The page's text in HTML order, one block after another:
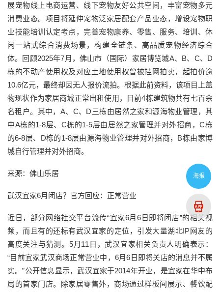
展宠物线上电商运营、线下宠物友好公共空间，丰富宠物多元
消费业态。项目将延伸宠物泛家居配套产品业态，增设宠物职
业技能培训认定考点，完善宠物康养、零售、服务、培训、休
闲一站式综合消费场景，构建全链条、高品质宠物经济综合
体。回顾2025年7月，佛山市（国际）家居博览城A、B、C、D
栋的不动产使用权及对应土地使用权曾被挂网拍卖，起拍价逾
10.6亿元，最终却因无人报价流拍。根据此前资料，该项目上盖
物现状作为家居商城正常出租使用，目前4栋建筑物共有七百余
名租户。其中，A、C、D三栋由居然之家和源海物业管理，其
中A栋的1-8层、C栋的1-5层由居然之家管理并对外招商，C栋
的6-8层、D栋的1-8层由源海物业管理并对外招商，B栋由家博
城自行管理并对外招商。
来源：佛山乐居
武汉宜家6月闭店？官方回应：正常营业
近日，部分网络社交平台流传“宜家6月6日即将闭店”的相关视
频，而且有的还标有武汉宜家的定位，引发大量湖北IP网友的
高度关注与猜测。5月11日，武汉宜家相关负责人明确表示：
“目前宜家武汉商场正常营业中，6月6日即将关店的消息并不属
实。”公开信息显示，武汉宜家于2014年开业，是宜家在华中布
局的首家门店。除家居零售外，商场通过样板间展示、餐饮配
海报